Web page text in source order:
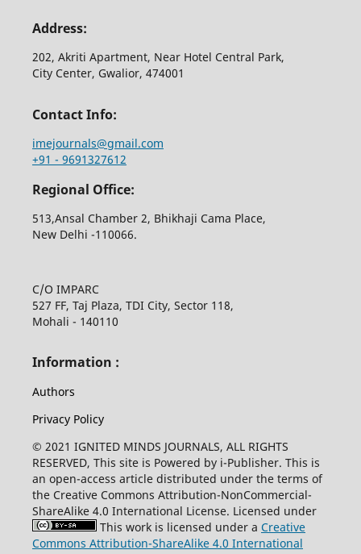
Address:
202, Akriti Apartment, Near Hotel Central Park,
City Center, Gwalior, 474001
Contact Info:
imejournals@gmail.com
+91 - 9691327612
Regional Office:
513,Ansal Chamber 2, Bhikhaji Cama Place,
New Delhi -110066.
C/O IMPARC
527 FF, Taj Plaza, TDI City, Sector 118,
Mohali - 140110
Information :
Authors
Privacy Policy
© 2021 IGNITED MINDS JOURNALS, ALL RIGHTS
RESERVED, This site is Powered by i-Publisher. This is
an open-access article distributed under the terms of
the Creative Commons Attribution-NonCommercial-
ShareAlike 4.0 International License. Licensed under
This work is licensed under a Creative
Commons Attribution-ShareAlike 4.0 International